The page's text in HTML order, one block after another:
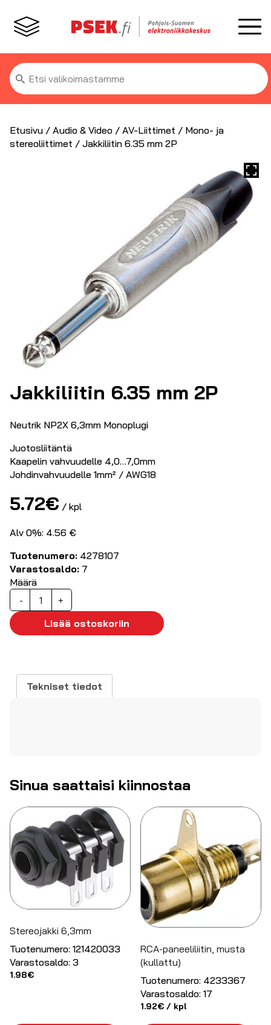
Etsi:
Etusivu / Audio & Video / AV-Liittimet / Mono- ja
stereoliittimet / Jakkiliitin 6.35 mm 2P
Jakkiliitin 6.35 mm 2P
Neutrik NP2X 6,3mm Monoplugi
Juotosliitäntä
Kaapelin vahvuudelle 4,0…7,0mm
Johdinvahvuudelle 1mm² / AWG18
5.72€ / kpl
Alv 0%: 4.56 €
Tuotenumero: 4278107
Varastosaldo: 7
Määrä
-
Jakkiliitin
6.35
2P
+
Lisää ostoskoriin
Tekniset tiedot
Sinua saattaisi kiinnostaa
Stereojakki 6,3mm
Tuotenumero: 121420033
Varastosaldo: 3
1.98€
RCA-paneeliliitin, musta
(kullattu)
Tuotenumero: 4233367
Varastosaldo: 17
1.92€ / kpl